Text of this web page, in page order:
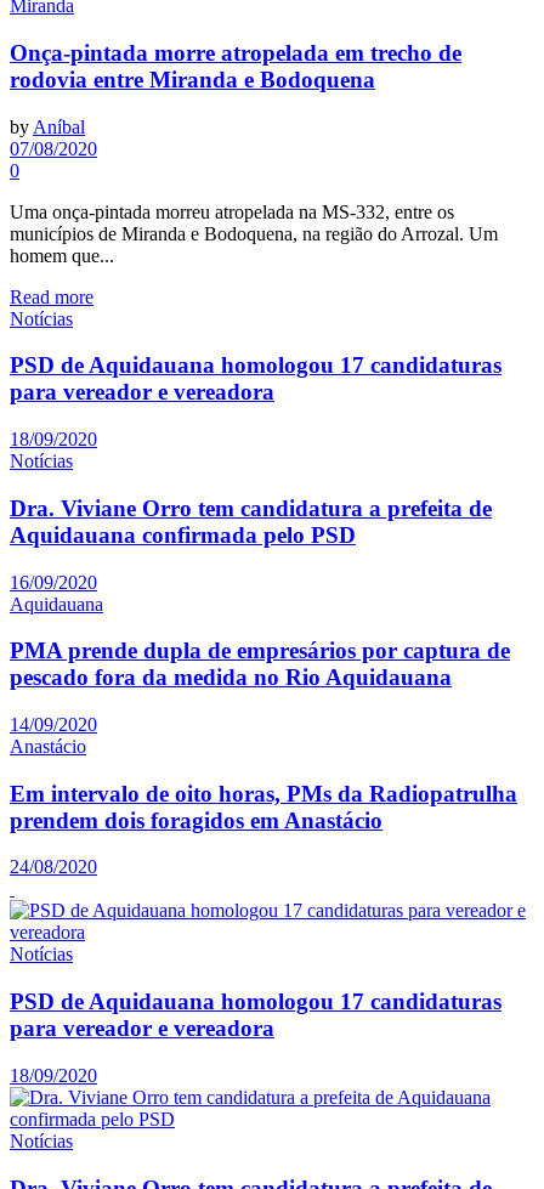
Miranda
Onça-pintada morre atropelada em trecho de
rodovia entre Miranda e Bodoquena
by Aníbal
07/08/2020
0
Uma onça-pintada morreu atropelada na MS-332, entre os
municípios de Miranda e Bodoquena, na região do Arrozal. Um
homem que...
Read more
Notícias
PSD de Aquidauana homologou 17 candidaturas
para vereador e vereadora
18/09/2020
Notícias
Dra. Viviane Orro tem candidatura a prefeita de
Aquidauana confirmada pelo PSD
16/09/2020
Aquidauana
PMA prende dupla de empresários por captura de
pescado fora da medida no Rio Aquidauana
14/09/2020
Anastácio
Em intervalo de oito horas, PMs da Radiopatrulha
prendem dois foragidos em Anastácio
24/08/2020
Notícias
PSD de Aquidauana homologou 17 candidaturas
para vereador e vereadora
18/09/2020
Notícias